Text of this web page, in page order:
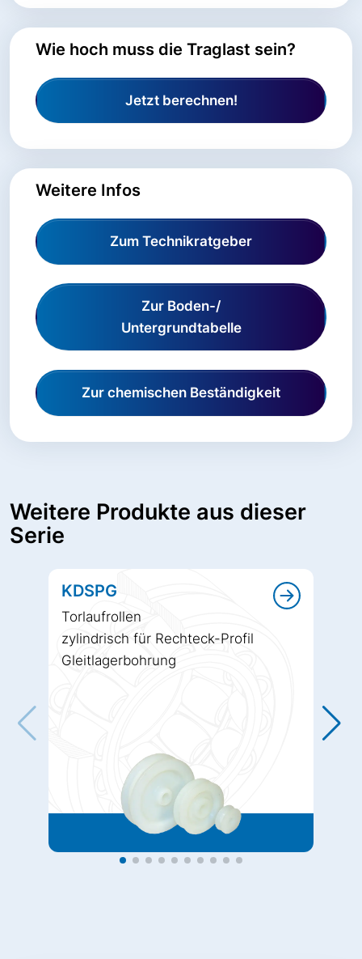
Wie hoch muss die Traglast sein?
Jetzt berechnen!
Weitere Infos
Zum Technikratgeber
Zur Boden-/
Untergrundtabelle
Zur chemischen Beständigkeit
Weitere Produkte aus dieser
Serie
KDSPG
Torlaufrollen
zylindrisch für Rechteck-Profil
Gleitlagerbohrung